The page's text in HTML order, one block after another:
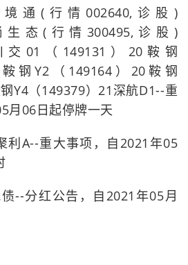
通(行情002640,诊股)
生态(行情300495,诊股)
交01（149131）20鞍钢
钢Y2（149164）20鞍钢
Y4（149379）21深航D1--重
月06日起停牌一天
利A--重大事项，自2021年05
--分红公告，自2021年05月